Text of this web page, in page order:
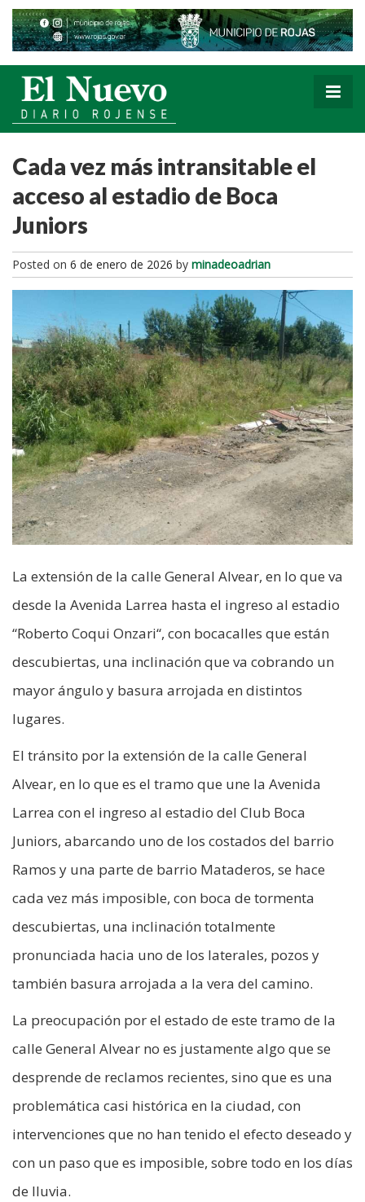
Cada vez más intransitable el
acceso al estadio de Boca
Juniors
Posted on 6 de enero de 2026 by minadeoadrian
La extensión de la calle General Alvear, en lo que va
desde la Avenida Larrea hasta el ingreso al estadio
“Roberto Coqui Onzari“, con bocacalles que están
descubiertas, una inclinación que va cobrando un
mayor ángulo y basura arrojada en distintos
lugares.
El tránsito por la extensión de la calle General
Alvear, en lo que es el tramo que une la Avenida
Larrea con el ingreso al estadio del Club Boca
Juniors, abarcando uno de los costados del barrio
Ramos y una parte de barrio Mataderos, se hace
cada vez más imposible, con boca de tormenta
descubiertas, una inclinación totalmente
pronunciada hacia uno de los laterales, pozos y
también basura arrojada a la vera del camino.
La preocupación por el estado de este tramo de la
calle General Alvear no es justamente algo que se
desprende de reclamos recientes, sino que es una
problemática casi histórica en la ciudad, con
intervenciones que no han tenido el efecto deseado y
con un paso que es imposible, sobre todo en los días
de lluvia.